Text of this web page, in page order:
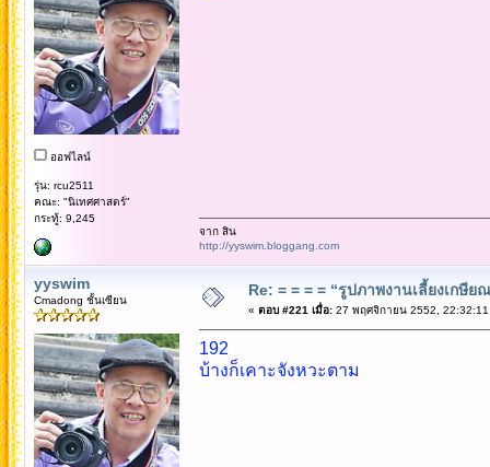
ออฟไลน์
รุ่น: rcu2511
คณะ: "นิเทศศาสตร์"
กระทู้: 9,245
จาก สิน
http://yyswim.bloggang.com
yyswim
Cmadong ชั้นเซียน
Re: = = = = “รูปภาพงานเลี้ยงเกษี
« ตอบ #221 เมื่อ:27 พฤศจิกายน 2552, 22:32:11
192
บ้างก็เคาะจังหวะตาม